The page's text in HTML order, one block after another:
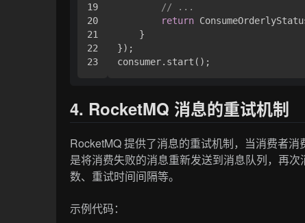
19
20
21
22
// ...
return
    }
});
4. RocketMQ 消息的重试机制
RocketMQ 提供了消息的重试机制，当消费者
是将消费失败的消息重新发送到消息队列，再
数、重试时间间隔等。
示例代码：